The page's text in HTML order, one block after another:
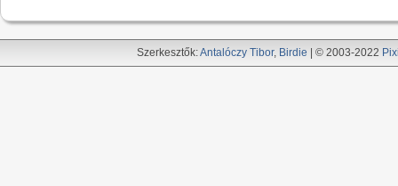
Szerkesztők:Antalóczy Tibor, Birdie | © 2003-2022